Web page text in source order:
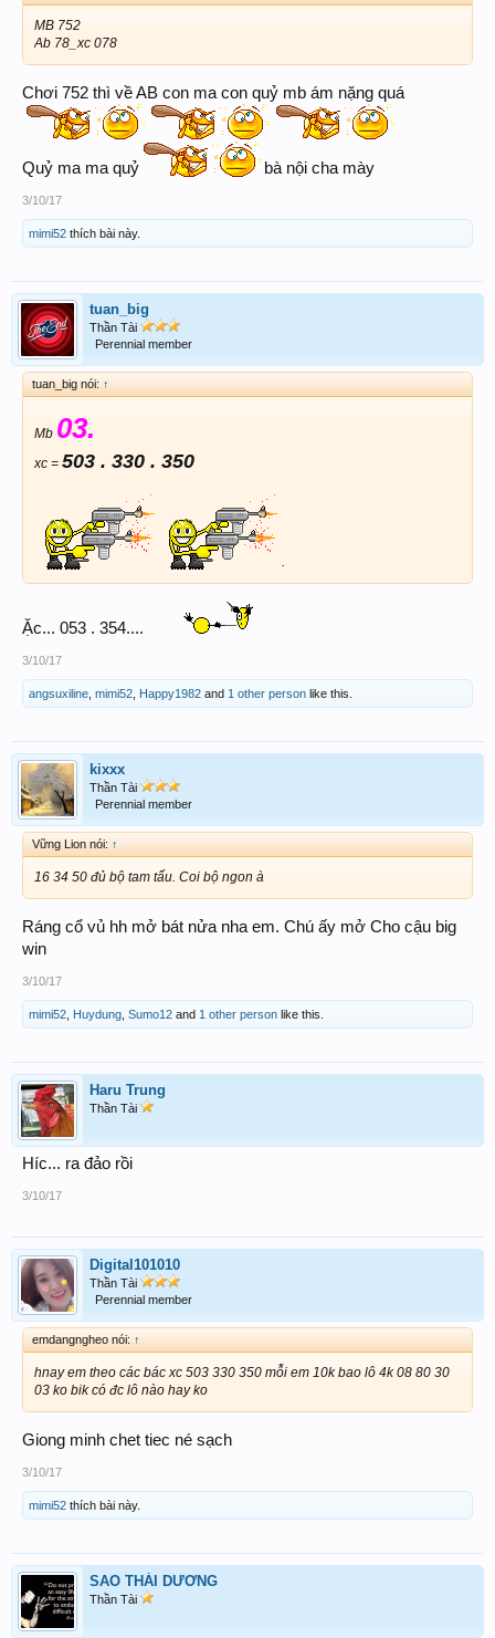
MB 752
Ab 78_xc 078
Chơi 752 thì về AB con ma con quỷ mb ám nặng quá
Quỷ ma ma quỷ bà nội cha mày
3/10/17
mimi52 thích bài này.
tuan_big
Thần Tài
Perennial member
tuan_big nói: ↑
Mb 03.
xc = 503 . 330 . 350
Ặc... 053 . 354....
3/10/17
angsuxiline mimi52 Happy1982 and 1 other person like this.
kixxx
Thần Tài
Perennial member
Vững Lion nói: ↑
16 34 50 đủ bộ tam tấu. Coi bộ ngon à
Ráng cổ vủ hh mở bát nửa nha em. Chú ấy mở Cho cậu big
win
3/10/17
mimi52 Huydung Sumo12 and 1 other person like this.
Haru Trung
Thần Tài
Híc... ra đảo rồi
3/10/17
Digital101010
Thần Tài
Perennial member
emdangngheo nói: ↑
hnay em theo các bác xc 503 330 350 mỗi em 10k bao lô 4k 08 80 30
03 ko bik có đc lô nào hay ko
Giong minh chet tiec né sạch
3/10/17
mimi52 thích bài này.
SAO THÁI DƯƠNG
Thần Tài